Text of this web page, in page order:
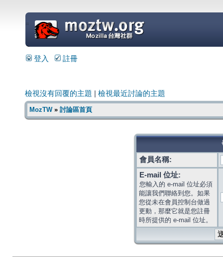
=
登入 註冊
檢視沒有回覆的主題 檢視最近討論的主題
MozTW» 討論區首頁
會員名稱:
E-mail 位址:
您輸入的 e-mail 位址必須
能讓我們聯絡到您。如果
您從未在會員控制台做過
更動，那麼它就是您註冊
時所提供的 e-mail 位址。